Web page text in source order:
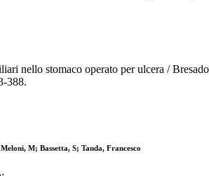
nello stomaco operato per ulcera /
388.
M; Bassetta, S; Tanda, Francesco